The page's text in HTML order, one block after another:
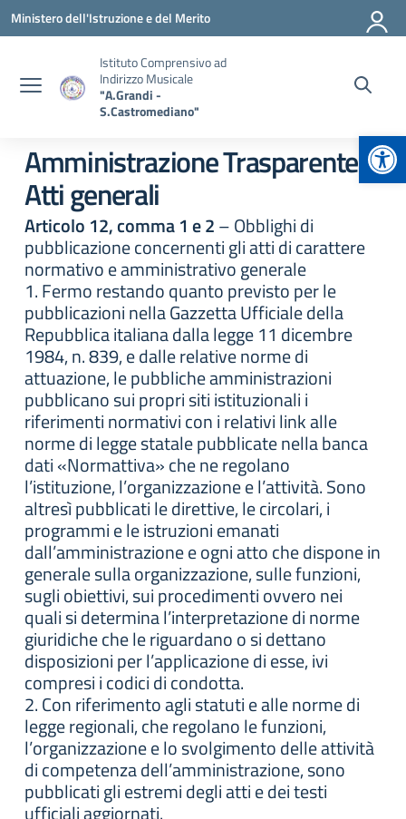
Vai ai contenuti
Vai al menu di navigazione
Vai al footer
Ministero dell'Istruzione e del Merito
Istituto Comprensivo ad
Indirizzo Musicale
"A.Grandi -
S.Castromediano"
Amministrazione Trasparente:
Atti generali
Articolo 12, comma 1 e 2– Obblighi di
pubblicazione concernenti gli atti di carattere
normativo e amministrativo generale
1. Fermo restando quanto previsto per le
pubblicazioni nella Gazzetta Ufficiale della
Repubblica italiana dalla legge 11 dicembre
1984, n. 839, e dalle relative norme di
attuazione, le pubbliche amministrazioni
pubblicano sui propri siti istituzionali i
riferimenti normativi con i relativi link alle
norme di legge statale pubblicate nella banca
dati «Normattiva» che ne regolano
l’istituzione, l’organizzazione e l’attività. Sono
altresì pubblicati le direttive, le circolari, i
programmi e le istruzioni emanati
dall’amministrazione e ogni atto che dispone in
generale sulla organizzazione, sulle funzioni,
sugli obiettivi, sui procedimenti ovvero nei
quali si determina l’interpretazione di norme
giuridiche che le riguardano o si dettano
disposizioni per l’applicazione di esse, ivi
compresi i codici di condotta.
2. Con riferimento agli statuti e alle norme di
legge regionali, che regolano le funzioni,
l’organizzazione e lo svolgimento delle attività
di competenza dell’amministrazione, sono
pubblicati gli estremi degli atti e dei testi
ufficiali aggiornati.